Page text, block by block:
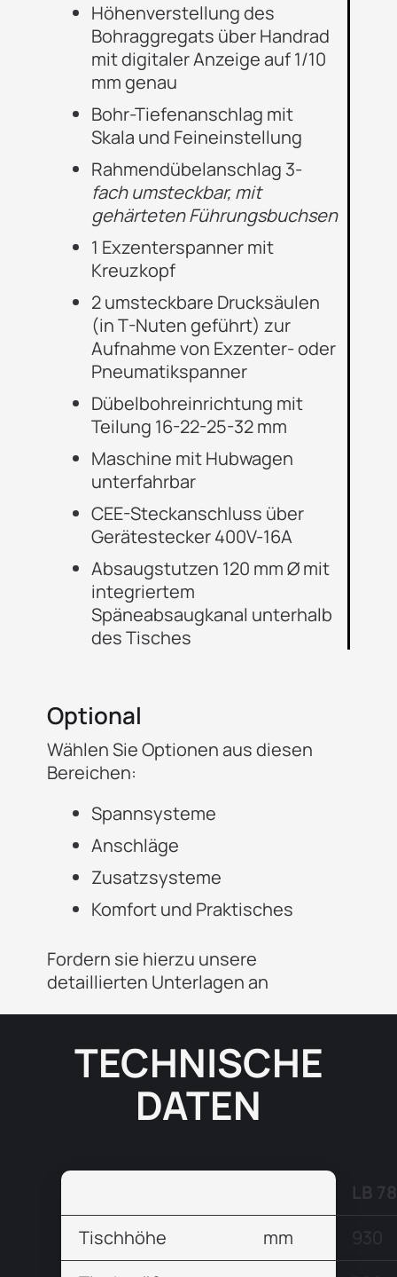
Höhenverstellung des
Bohraggregats über Handrad
mit digitaler Anzeige auf 1/10
mm genau
Bohr-Tiefenanschlag mit
Skala und Feineinstellung
Rahmendübelanschlag 3-
fach umsteckbar, mit
gehärteten Führungsbuchsen
1 Exzenterspanner mit
Kreuzkopf
2 umsteckbare Drucksäulen
(in T-Nuten geführt) zur
Aufnahme von Exzenter- oder
Pneumatikspanner
Dübelbohreinrichtung mit
Teilung 16-22-25-32 mm
Maschine mit Hubwagen
unterfahrbar
CEE-Steckanschluss über
Gerätestecker 400V-16A
Absaugstutzen 120 mm Ø mit
integriertem
Späneabsaugkanal unterhalb
des Tisches
Optional
Wählen Sie Optionen aus diesen
Bereichen:
Spannsysteme
Anschläge
Zusatzsysteme
Komfort und Praktisches
Fordern sie hierzu unsere
detaillierten Unterlagen an
TECHNISCHE
DATEN
LB
Tischhöhe
mm
930